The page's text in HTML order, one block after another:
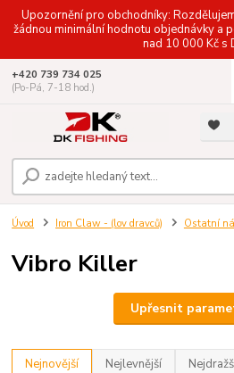
Upozornění pro obchodníky:
žádnou minimální hodnotu objednávky a
nad 10 000 Kč s
+420 739 734 025
(Po-Pá, 7-18 hod.)
Úvod Iron Claw - (lov dravců) Ostatní
Vibro Killer
Upřesnit
Nejnovější Nejlevnější